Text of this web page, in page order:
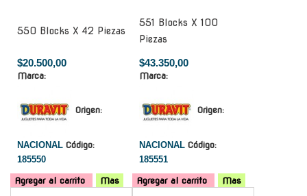
550 Blocks X 42 Piezas
$20.500,00
Marca:
Origen:
NACIONAL Código:
185550
Agregar al carrito Mas
551 Blocks X 100
Piezas
$43.350,00
Marca:
Origen:
NACIONAL Código:
185551
Agregar al carrito
Mas